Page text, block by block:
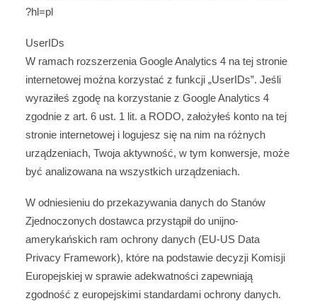
?hl=pl
UserIDs
W ramach rozszerzenia Google Analytics 4 na tej stronie
internetowej można korzystać z funkcji „UserIDs”. Jeśli
wyraziłeś zgodę na korzystanie z Google Analytics 4
zgodnie z art. 6 ust. 1 lit. a RODO, założyłeś konto na tej
stronie internetowej i logujesz się na nim na różnych
urządzeniach, Twoja aktywność, w tym konwersje, może
być analizowana na wszystkich urządzeniach.
W odniesieniu do przekazywania danych do Stanów
Zjednoczonych dostawca przystąpił do unijno-
amerykańskich ram ochrony danych (EU-US Data
Privacy Framework), które na podstawie decyzji Komisji
Europejskiej w sprawie adekwatności zapewniają
zgodność z europejskimi standardami ochrony danych.